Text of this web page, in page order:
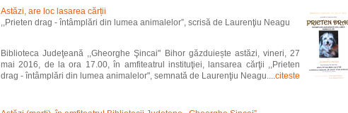
Astăzi, are loc lasarea cărții
,,Prieten drag - întâmplări din lumea animalelor”, scrisă de Laurenţiu Neagu
Biblioteca Judeţeană ,,Gheorghe Şincai" Bihor găzduiește astăzi, vineri, 27
mai 2016, de la ora 17.00, în amfiteatrul instituţiei, lansarea cărţii ,,Prieten
drag - întâmplări din lumea animalelor", semnată de Laurenţiu Neagu....citeste